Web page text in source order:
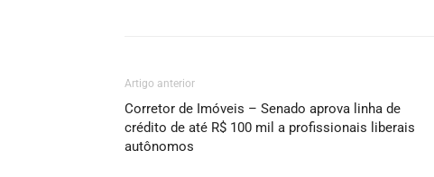
Artigo anterior
Corretor de Imóveis – Senado aprova linha de
crédito de até R$ 100 mil a profissionais liberais
autônomos